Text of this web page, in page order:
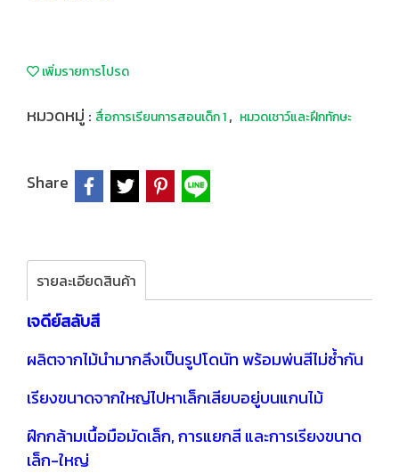
เพิ่มรายการโปรด
หมวดหมู่ : สื่อการเรียนการสอนเด็ก 1, หมวดเชาว์และฝึกทักษะ
Share
รายละเอียดสินค้า
เจดีย์สลับสี
ผลิตจากไม้นำมากลึงเป็นรูปโดนัท พร้อมพ่นสีไม่ซ้ำกัน
เรียงขนาดจากใหญ่ไปหาเล็กเสียบอยู่บนแกนไม้
ฝึกกล้ามเนื้อมือมัดเล็ก, การแยกสี และการเรียงขนาด
เล็ก-ใหญ่